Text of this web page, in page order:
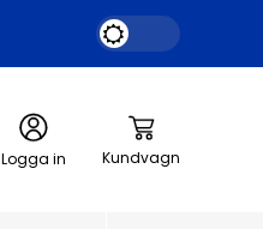
Logga in Kundvagn